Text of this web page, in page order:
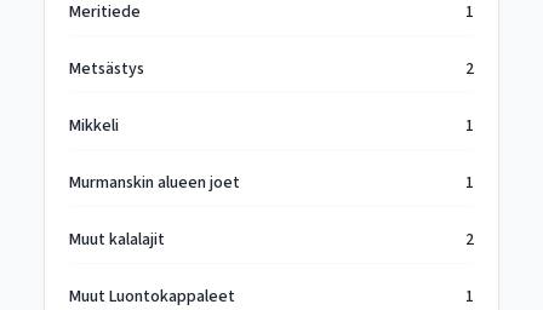
Meritiede 1
Metsästys 2
Mikkeli 1
Murmanskin alueen joet 1
Muut kalalajit 2
Muut Luontokappaleet 1